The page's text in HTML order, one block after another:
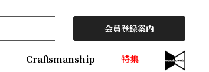
会員登録案内
Craftsmanship 特集